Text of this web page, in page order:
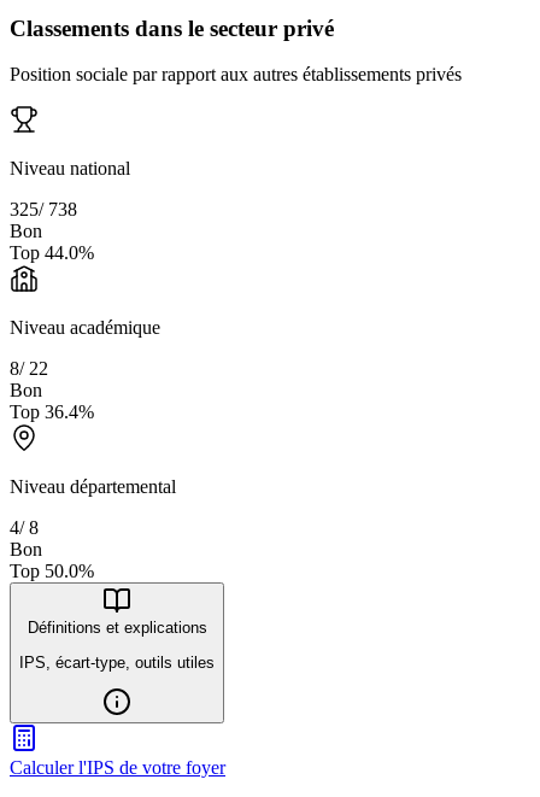
Classements dans le secteur privé
Position sociale par rapport aux autres établissements privés
Niveau national
325/ 738
Bon
Top 44.0%
Niveau académique
8/22
Bon
Top 36.4%
Niveau départemental
4/8
Bon
Top 50.0%
Définitions et explications
IPS, écart-type, outils utiles
Calculer l'IPS de votre foyer